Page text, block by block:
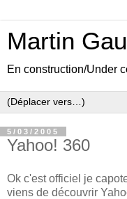
Martin
En construction/Under
5/03/2005
Yahoo! 360
Ok c'est officiel je
viens de découvrir